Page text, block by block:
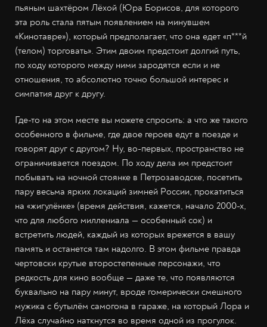
пьяным шахтёром Лёхой (Юра Борисов, для которого
эта роль стала пятым появлением на минувшем
«Кинотавре»), который предполагает, что она едет «п***й
(телом) торговать». Этим двоим предстоит долгий путь,
по ходу которого между ними зародятся если и не
отношения, то абсолютно точно большой интерес и
симпатия друг к другу.
Где-то на этом месте вы можете спросить: а что же такого
особенного в фильме, где двое героев едут в поезде и
говорят друг с другом? Ну, во-первых, пространство не
ограничивается поездом. По ходу дела им предстоит
побывать на ночной стоянке в Петрозаводске, посетить
пару весьма ярких локаций зимней России, прокатиться
на «жигулёнке» (время действия, кажется, начало 2000-х,
что для любого миллениала — особенный сок) и
встретить людей, каждый из которых врежется в вашу
память и останется там надолго. В этом фильме правда
чертовски крутые второстепенные персонажи, что
редкость для кино вообще — даже те, что появляются
буквально на пару минут, вроде гомерически смешного
мужика с бутылём самогона в гараже, на который Лора и
Лёха случайно наткнутся во время одной из прогулок.